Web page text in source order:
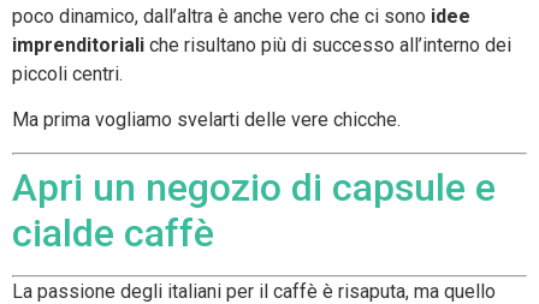
poco dinamico, dall’altra è anche vero che ci sono idee
imprenditoriali che risultano più di successo all’interno dei
piccoli centri.
Ma prima vogliamo svelarti delle vere chicche.
Apri un negozio di capsule e
cialde caffè
La passione degli italiani per il caffè è risaputa, ma quello